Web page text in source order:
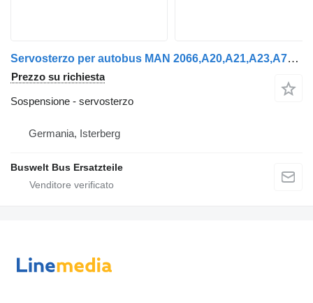
Servosterzo per autobus MAN 2066,A20,A21,A23,A78,Lion’s city, Lion’s coach, Lion’s
Prezzo su richiesta
Sospensione - servosterzo
Germania, Isterberg
Buswelt Bus Ersatzteile